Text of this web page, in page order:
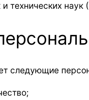
и технических
следующие